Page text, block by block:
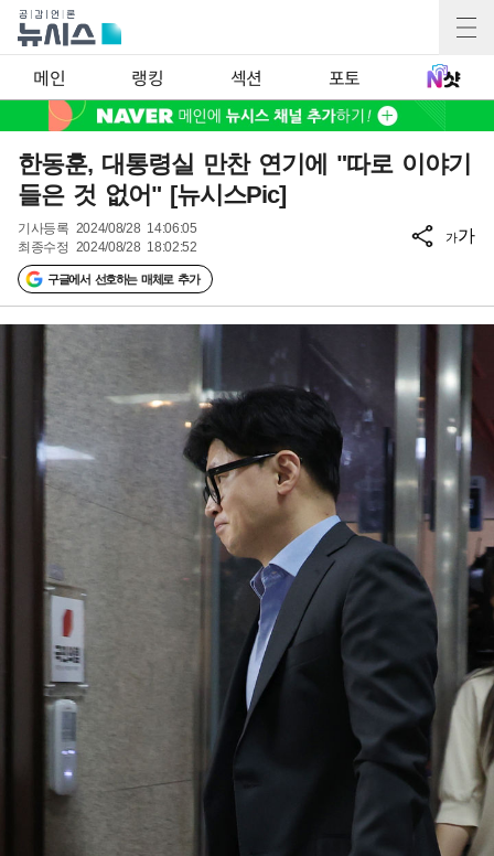
메인 랭킹 섹션 포토
한동훈, 대통령실 만찬 연기에 "따로 이야기
들은 것 없어" [뉴시스Pic]
기사등록 2024/08/28 14:06:05
최종수정 2024/08/28 18:02:52
구글에서 선호하는 매체로 추가
가가